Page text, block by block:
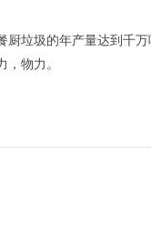
垃圾的年产量达到千万
物力。